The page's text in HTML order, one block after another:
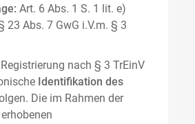
Art. 6 Abs. 1 S. 1 lit. e)
23 Abs. 7 GwG i.V.m. § 3
nach § 3 TrEinV
Identifikation des
Die im Rahmen der